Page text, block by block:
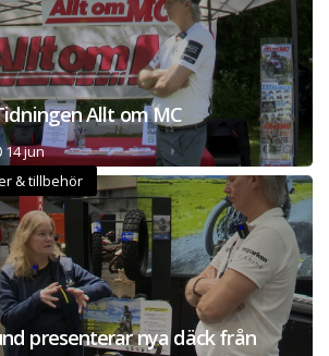
Allt om MC
14 jun
& tillbehör
presenterar nya däck från